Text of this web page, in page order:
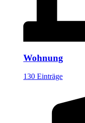
Wohnung
130 Einträge